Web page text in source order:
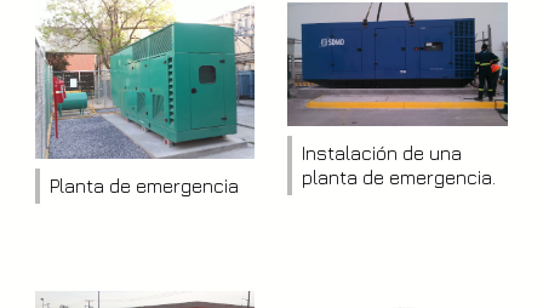
Planta de emergencia
Instalación de una
planta de emergencia.